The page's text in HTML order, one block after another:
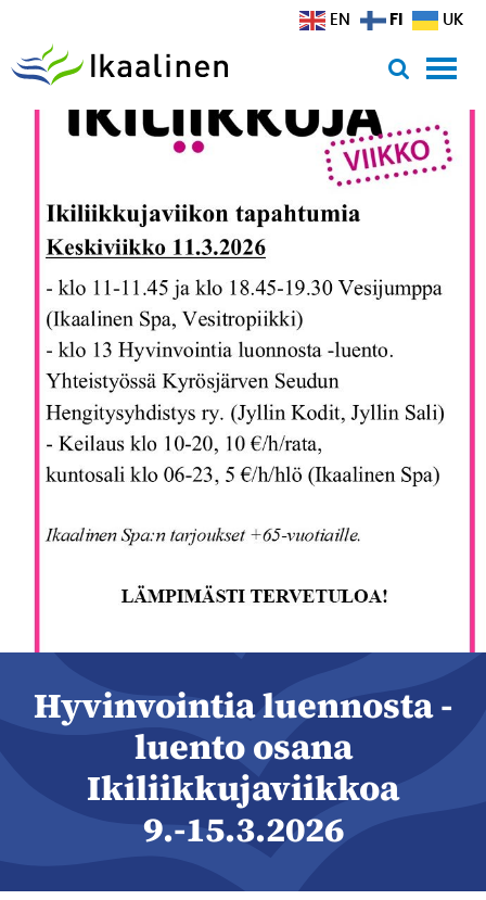
Hyvinvointia luennosta -
luento osana
Ikiliikkujaviikkoa
9.-15.3.2026
EN FI UK